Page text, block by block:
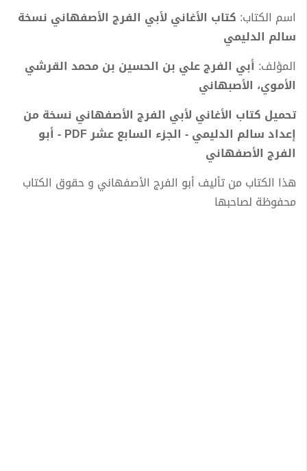
اسم الكتاب: كتاب الأغاني لأبي الفرج الأصفهاني نسخة
سالم الدليمي
المؤلف: أبي الفرج علي بن الحسين بن محمد القرشي
الأموي، الأصبهاني
تحميل كتاب الأغاني لأبي الفرج الأصفهاني نسخة من
إعداد سالم الدليمي - الجزء السابع عشر PDF - أبو
الفرج الأصفهاني
هذا الكتاب من تأليف أبو الفرج الأصفهاني و حقوق الكتاب
محفوظة لصاحبها